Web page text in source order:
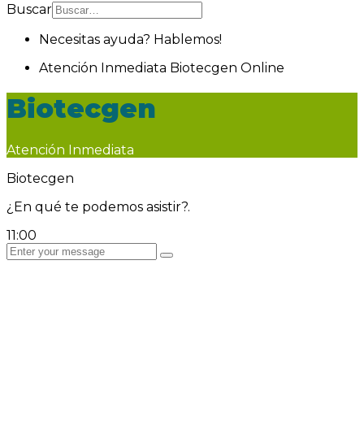
Buscar
Necesitas ayuda? Hablemos!
Atención Inmediata Biotecgen Online
Biotecgen
Atención Inmediata
Biotecgen
¿En qué te podemos asistir?.
11:00